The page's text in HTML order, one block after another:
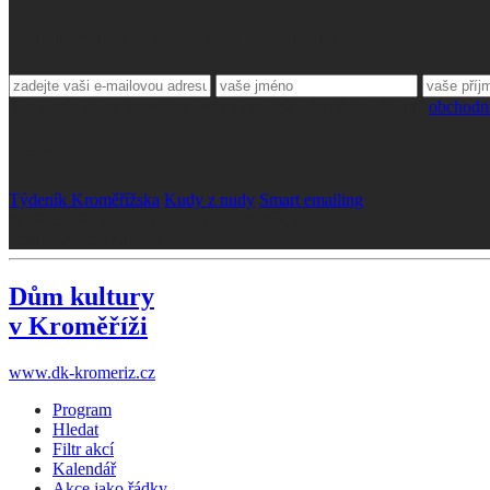
Týdeník Kroměřížska Kudy z nudy Smart emailing
Dům kultury
v Kroměříži
www.dk-kromeriz.cz
Program
Hledat
Filtr akcí
Kalendář